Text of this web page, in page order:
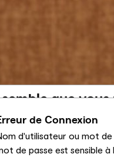
que
pays
consultez actuellement
vous passer au
de Connexion
d'utilisateur ou mot de
de passe est sensible à